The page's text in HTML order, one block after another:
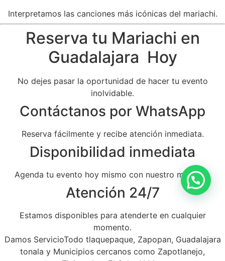
Interpretamos las canciones más icónicas del mariachi.
Reserva tu Mariachi en
Guadalajara Hoy
No dejes pasar la oportunidad de hacer tu evento
inolvidable.
Contáctanos por WhatsApp
Reserva fácilmente y recibe atención inmediata.
Disponibilidad inmediata
Agenda tu evento hoy mismo con nuestro mariachi.
Atención 24/7
Estamos disponibles para atenderte en cualquier
momento.
Damos ServicioTodo tlaquepaque, Zapopan, Guadalajara
tonala y Municipios cercanos como Zapotlanejo,